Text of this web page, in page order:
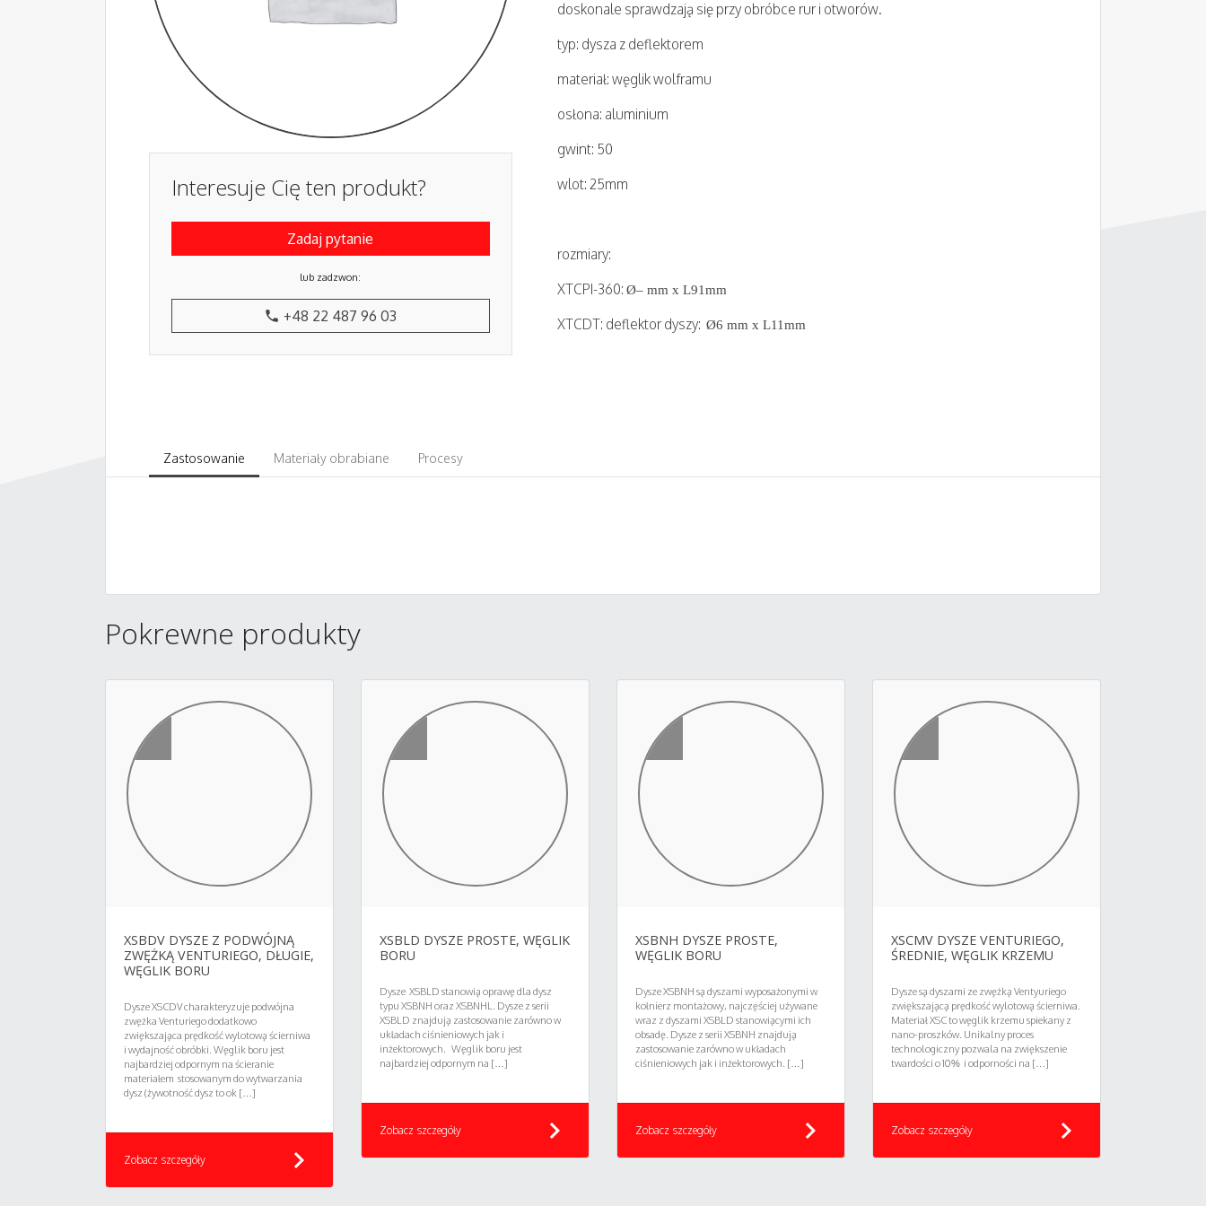
Interesuje Cię ten produkt?
Zadaj pytanie
lub zadzwon:
phone +48 22 487 96 03
doskonale sprawdzają się przy obróbce rur i otworów.
typ: dysza z deflektorem
materiał: węglik wolframu
osłona: aluminium
gwint: 50
wlot: 25mm
rozmiary:
XTCPI-360:Ø– mm x L91mm
XTCDT: deflektor dyszy:Ø6 mm x L11mm
Zastosowanie Materiały obrabiane Procesy
Pokrewne produkty
XSBDV DYSZE Z PODWÓJNĄ
ZWĘŻKĄ VENTURIEGO, DŁUGIE,
WĘGLIK BORU
Dysze XSCDV charakteryzuje podwójna
zwężka Venturiego dodatkowo
zwiększająca prędkość wylotową ścierniwa
i wydajność obróbki. Węglik boru jest
najbardziej odpornym na ścieranie
materiałem stosowanym do wytwarzania
dysz (żywotność dysz to ok […]
Zobacz szczegóły chevron_right
XSBLD DYSZE PROSTE, WĘGLIK
BORU
Dysze XSBLD stanowią oprawę dla dysz
typu XSBNH oraz XSBNHL. Dysze z serii
XSBLD znajdują zastosowanie zarówno w
układach ciśnieniowych jak i
inżektorowych. Węglik boru jest
najbardziej odpornym na […]
Zobacz szczegóły chevron_right
XSBNH DYSZE PROSTE,
WĘGLIK BORU
Dysze XSBNH są dyszami wyposażonymi w
kołnierz montażowy, najczęściej używane
wraz z dyszami XSBLD stanowiącymi ich
obsadę. Dysze z serii XSBNH znajdują
zastosowanie zarówno w układach
ciśnieniowych jak i inżektorowych. […]
Zobacz szczegóły chevron_right
XSCMV DYSZE VENTURIEGO,
ŚREDNIE, WĘGLIK KRZEMU
Dysze są dyszami ze zwężką Ventyuriego
zwiększającą prędkość wylotową ścierniwa.
Materiał XSC to węglik krzemu spiekany z
nano-proszków. Unikalny proces
technologiczny pozwala na zwiększenie
twardości o 10% i odporności na […]
Zobacz szczegóły chevron_right